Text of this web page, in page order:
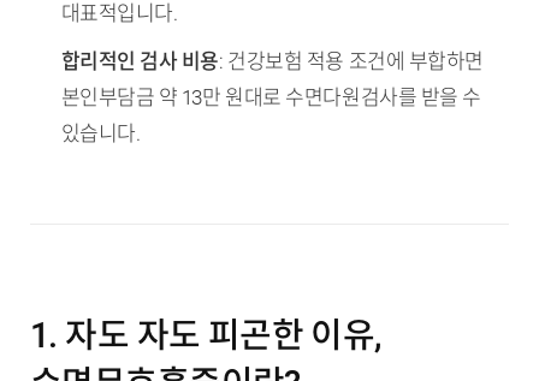
대표적입니다.
합리적인 검사 비용: 건강보험 적용 조건에 부합하면
본인부담금 약 13만 원대로 수면다원검사를 받을 수
있습니다.
1. 자도 자도 피곤한 이유,